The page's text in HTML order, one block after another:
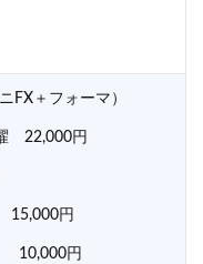
FX＋フォーマ）
22,000円
円
10,000円